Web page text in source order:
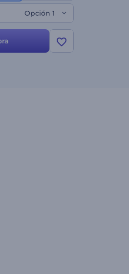
promociones de
marca y muchos
ahora!
Opción 1